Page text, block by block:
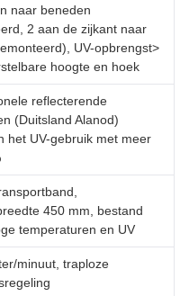
naar beneden
2 aan de zijkant naar
UV-opbrengst>
hoogte en hoek
reflecterende
(Duitsland Alanod)
het UV-gebruik met meer
450 mm, bestand
temperaturen en UV
minuut, traploze